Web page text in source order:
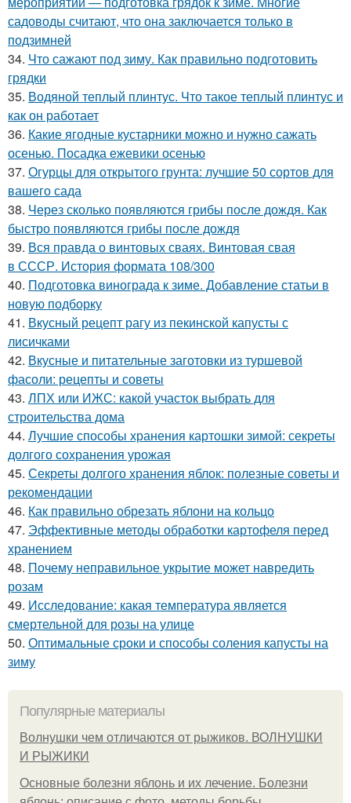
садоводы считают, что она заключается только в
подзимней
34. Что сажают под зиму. Как правильно подготовить
грядки
35. Водяной теплый плинтус. Что такое теплый плинтус и
как он работает
36. Какие ягодные кустарники можно и нужно сажать
осенью. Посадка ежевики осенью
37. Огурцы для открытого грунта: лучшие 50 сортов для
вашего сада
38. Через сколько появляются грибы после дождя. Как
быстро появляются грибы после дождя
39. Вся правда о винтовых сваях. Винтовая свая
в СССР. История формата 108/300
40. Подготовка винограда к зиме. Добавление статьи в
новую подборку
41. Вкусный рецепт рагу из пекинской капусты с
лисичками
42. Вкусные и питательные заготовки из туршевой
фасоли: рецепты и советы
43. ЛПХ или ИЖС: какой участок выбрать для
строительства дома
44. Лучшие способы хранения картошки зимой: секреты
долгого сохранения урожая
45. Секреты долгого хранения яблок: полезные советы и
рекомендации
46. Как правильно обрезать яблони на кольцо
47. Эффективные методы обработки картофеля перед
хранением
48. Почему неправильное укрытие может навредить
розам
49. Исследование: какая температура является
смертельной для розы на улице
50. Оптимальные сроки и способы соления капусты на
зиму
Популярные материалы
Волнушки чем отличаются от рыжиков. ВОЛНУШКИ
И РЫЖИКИ
Основные болезни яблонь и их лечение. Болезни